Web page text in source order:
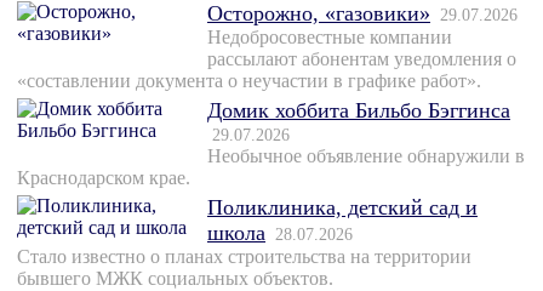
Осторожно, «газовики» 29.07.2026
Недобросовестные компании
рассылают абонентам уведомления о
«составлении документа о неучастии в графике работ».
Домик хоббита Бильбо Бэггинса
29.07.2026
Необычное объявление обнаружили в
Краснодарском крае.
Поликлиника, детский сад и
школа 28.07.2026
Стало известно о планах строительства на территории
бывшего МЖК социальных объектов.